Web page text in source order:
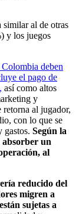
similar al de otras
y los juegos
deben
el pago de
así como altos
y
al jugador,
con lo que se
gastos. Según la
un
al
reducido del
migren a
sujetas a